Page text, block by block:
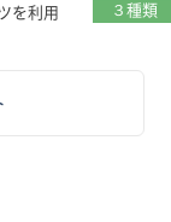
を利用
３種類